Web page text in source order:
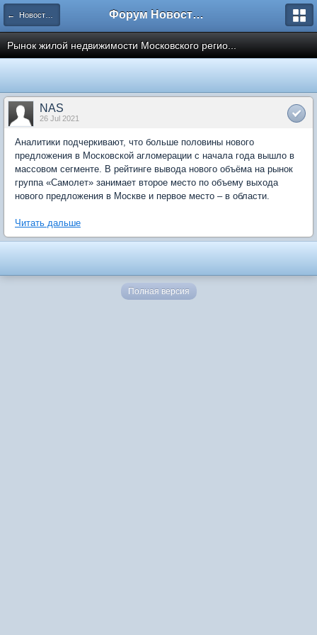
← Новости рынка недвижимости Форум Новостройки
Рынок жилой недвижимости Московского регио...
NAS
26 Jul 2021
Аналитики подчеркивают, что больше половины нового
предложения в Московской агломерации с начала года вышло в
массовом сегменте. В рейтинге вывода нового объёма на рынок
группа «Самолет» занимает второе место по объему выхода
нового предложения в Москве и первое место – в области.
Читать дальше
Полная версия